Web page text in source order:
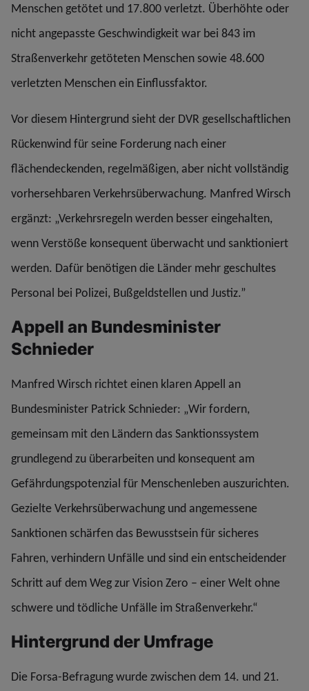
Menschen getötet und 17.800 verletzt. Überhöhte oder
nicht angepasste Geschwindigkeit war bei 843 im
Straßenverkehr getöteten Menschen sowie 48.600
verletzten Menschen ein Einflussfaktor.
Vor diesem Hintergrund sieht der DVR gesellschaftlichen
Rückenwind für seine Forderung nach einer
flächendeckenden, regelmäßigen, aber nicht vollständig
vorhersehbaren Verkehrsüberwachung. Manfred Wirsch
ergänzt: „Verkehrsregeln werden besser eingehalten,
wenn Verstöße konsequent überwacht und sanktioniert
werden. Dafür benötigen die Länder mehr geschultes
Personal bei Polizei, Bußgeldstellen und Justiz.”
Appell an Bundesminister
Schnieder
Manfred Wirsch richtet einen klaren Appell an
Bundesminister Patrick Schnieder: „Wir fordern,
gemeinsam mit den Ländern das Sanktionssystem
grundlegend zu überarbeiten und konsequent am
Gefährdungspotenzial für Menschenleben auszurichten.
Gezielte Verkehrsüberwachung und angemessene
Sanktionen schärfen das Bewusstsein für sicheres
Fahren, verhindern Unfälle und sind ein entscheidender
Schritt auf dem Weg zur Vision Zero – einer Welt ohne
schwere und tödliche Unfälle im Straßenverkehr.“
Hintergrund der Umfrage
Die Forsa-Befragung wurde zwischen dem 14. und 21.